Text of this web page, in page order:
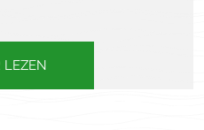
LEZEN